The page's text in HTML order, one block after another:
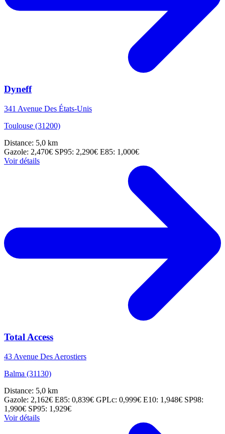
Dyneff
341 Avenue Des États-Unis
Toulouse (31200)
Distance: 5,0 km
Gazole: 2,470€ SP95: 2,290€ E85: 1,000€
Voir détails
Total Access
43 Avenue Des Aerostiers
Balma (31130)
Distance: 5,0 km
Gazole: 2,162€ E85: 0,839€ GPLc: 0,999€ E10: 1,948€ SP98:
1,990€ SP95: 1,929€
Voir détails